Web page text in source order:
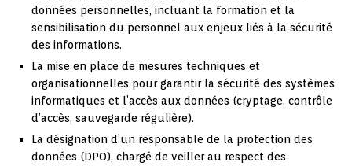
données personnelles, incluant la formation et la
sensibilisation du personnel aux enjeux liés à la sécurité
des informations.
La mise en place de mesures techniques et
organisationnelles pour garantir la sécurité des systèmes
informatiques et l’accès aux données (cryptage, contrôle
d’accès, sauvegarde régulière).
La désignation d’un responsable de la protection des
données (DPO), chargé de veiller au respect des